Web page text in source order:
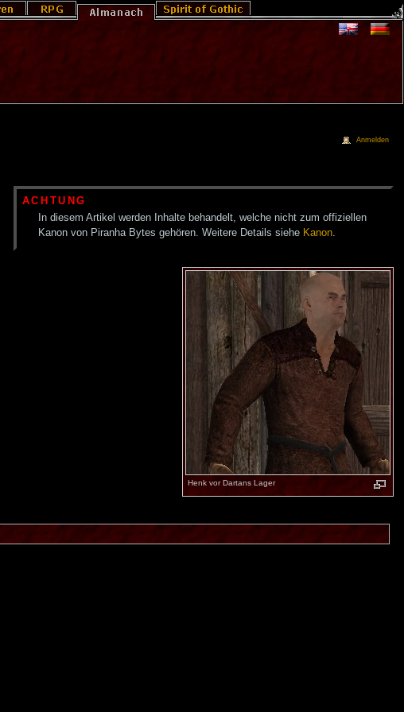
ACHTUNG
In diesem Artikel werden Inhalte behandelt, welche nicht zum offiziellen
Kanon von Piranha Bytes gehören. Weitere Details siehe Kanon
Henk vor Dartans Lager
Anmelden